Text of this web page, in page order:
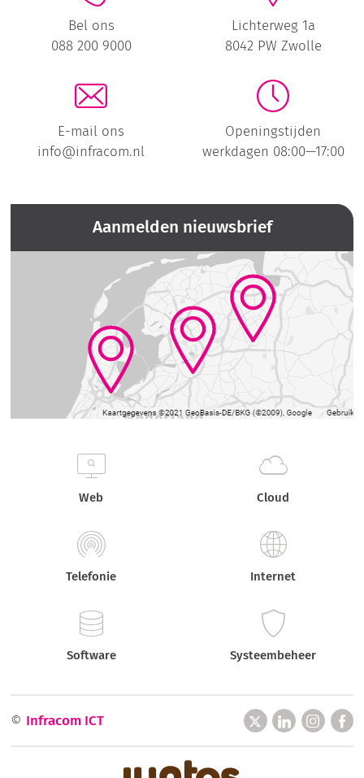
Bel ons
088 200 9000
Lichterweg 1a
8042 PW Zwolle
E-mail ons
info@infracom.nl
Openingstijden
werkdagen 08:00—17:00
Aanmelden nieuwsbrief
Web Cloud
Telefonie Internet
Software Systeembeheer
© Infracom ICT